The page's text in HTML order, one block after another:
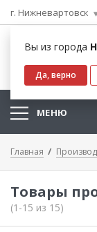
г. Нижневартовск
Вы из города
Да, верно
МЕНЮ
Главная
Товары
(1-15 из 15)